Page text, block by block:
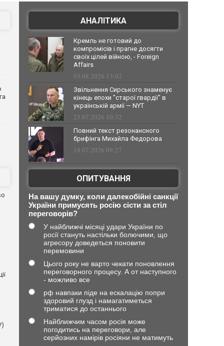
АНАЛІТИКА
Кремль не готовий до
компромісів і прагне досягти
своїх цілей війною, - Foreign
Affairs
03.08.2026 13:02
Звільнення Сирського знаменує
кінець епохи "старої гвардії" в
українській армії — NYT
23.07.2026 10:32
Повний текст резонансного
брифінга Михайла Федорова
18.07.2026 09:27
ОПИТУВАННЯ
На вашу думку, коли далекобійні санкції
України примусять росію сісти за стіл
переговорів?
У найближчі місяці удари України по
росії стануть настільки болючими, що
агресору доведеться поновити
перемовини
Цього року не варто чекати поновлення
переговорного процесу. А от наступного
- можливо все
рф навпаки піде на ескалацію попри
здоровий глузд і намагатиметься
триматися до останнього
Найближчим часом росія може
погодитись на переговори, але
серйозних намірів росіяни не матимуть